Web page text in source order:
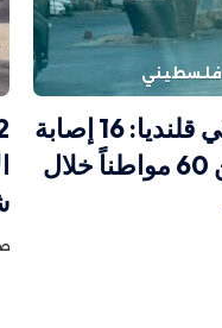
فلسطيني
الاحتلال يصعّد في قلنديا: 16 إصابة
واعتقال أكثر من 60 مواطناً خلال